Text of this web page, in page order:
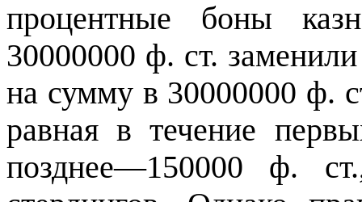
процентные боны
30000000 ф. ст.
на сумму в 30000000 ф.
равная в течение
позднее—150000 ф.